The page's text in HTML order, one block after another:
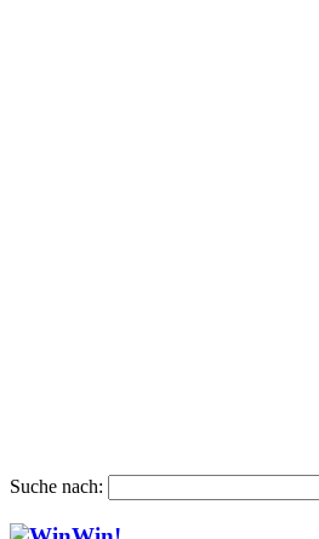
Suche nach: